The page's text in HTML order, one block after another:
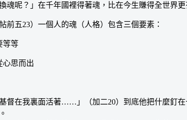
？」在千年國裡得著魂，比在今生賺得全世界更
五23）一個人的魂（人格）包含三個要素：
等等
心思而出
在我裏面活著……」（加二20）到底他把什麼釘在